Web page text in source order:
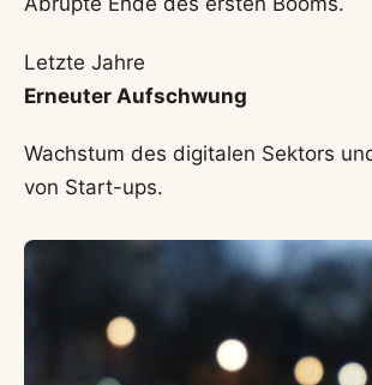
Letzte Jahre
Erneuter Aufschwung
Wachstum des digitalen Sektors
von Start-ups.